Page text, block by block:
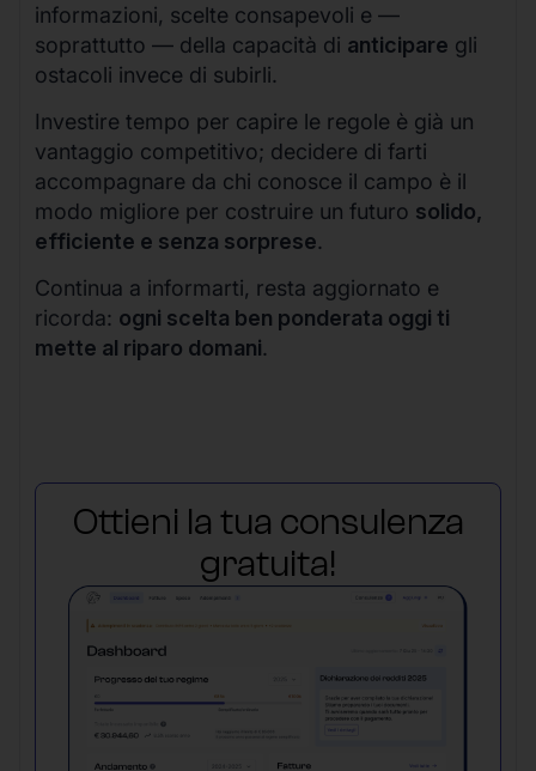
informazioni, scelte consapevoli e —
soprattutto — della capacità di anticipare gli
ostacoli invece di subirli.
Investire tempo per capire le regole è già un
vantaggio competitivo; decidere di farti
accompagnare da chi conosce il campo è il
modo migliore per costruire un futuro solido,
efficiente e senza sorprese.
Continua a informarti, resta aggiornato e
ricorda: ogni scelta ben ponderata oggi ti
mette al riparo domani.
Ottieni la tua consulenza
gratuita!